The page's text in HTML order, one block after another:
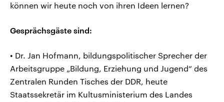
können wir heute noch von ihren Ideen lernen?
Gesprächsgäste sind:
• Dr. Jan Hofmann, bildungspolitischer Sprecher der
Arbeitsgruppe „Bildung, Erziehung und Jugend“ des
Zentralen Runden Tisches der DDR, heute
Staatssekretär im Kultusministerium des Landes